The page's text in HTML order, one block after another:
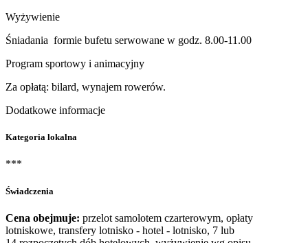
Wyżywienie
Śniadania formie bufetu serwowane w godz. 8.00-11.00
Program sportowy i animacyjny
Za opłatą: bilard, wynajem rowerów.
Dodatkowe informacje
Kategoria lokalna
***
Świadczenia
Cena obejmuje: przelot samolotem czarterowym, opłaty
lotniskowe, transfery lotnisko - hotel - lotnisko, 7 lub